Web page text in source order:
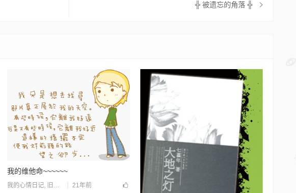
╬ 被遗忘的角落 ╬
我的维他命~~~~~~
我的心情日记, 旧站归档 21年前